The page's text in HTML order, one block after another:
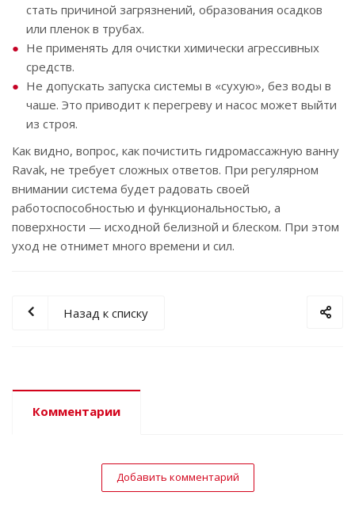
стать причиной загрязнений, образования осадков
или пленок в трубах.
Не применять для очистки химически агрессивных
средств.
Не допускать запуска системы в «сухую», без воды в
чаше. Это приводит к перегреву и насос может выйти
из строя.
Как видно, вопрос, как почистить гидромассажную ванну
Ravak, не требует сложных ответов. При регулярном
внимании система будет радовать своей
работоспособностью и функциональностью, а
поверхности — исходной белизной и блеском. При этом
уход не отнимет много времени и сил.
Назад к списку
Комментарии
Добавить комментарий